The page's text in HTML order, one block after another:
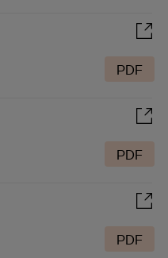
PDF
PDF
PDF